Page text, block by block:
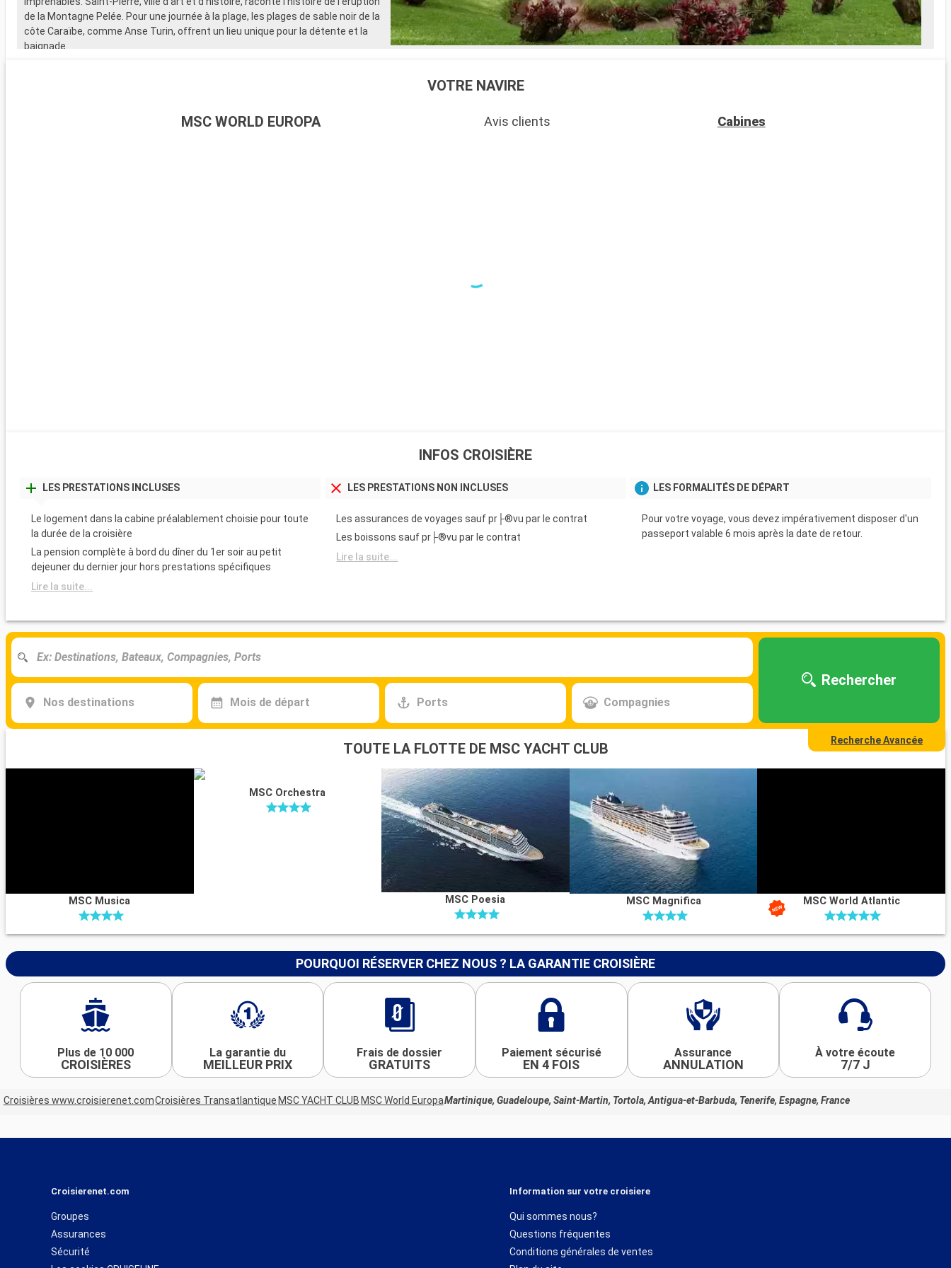
sélectionné prépayé
- 10% de réduction sur tous les soins Spa
réservés à bord
SERVICES
charge des bagages
- Points MSC Voyagers Club
de la Montagne Pelée. Pour une journée à la plage, les plages de sable noir de la
côte Caraïbe, comme Anse Turin, offrent un lieu unique pour la détente et la
baignade.
VOTRE NAVIRE
MSC WORLD EUROPA Avis clients Cabines
INFOS CROISIÈRE
LES PRESTATIONS INCLUSES
Le logement dans la cabine préalablement choisie pour toute
la durée de la croisière
La pension complète à bord du dîner du 1er soir au petit
dejeuner du dernier jour hors prestations spécifiques
Lire la suite...
LES PRESTATIONS NON INCLUSES
Les assurances de voyages sauf pr├®vu par le contrat
Les boissons sauf pr├®vu par le contrat
Lire la suite...
LES FORMALITÉS DE DÉPART
Pour votre voyage, vous devez impérativement disposer d'un
passeport valable 6 mois après la date de retour.
Nos destinations Mois de départ Ports Compagnies
Rechercher
Recherche Avancée
TOUTE LA FLOTTE DE MSC YACHT CLUB
MSC Musica
MSC Orchestra
MSC Poesia MSC Magnifica MSC World Atlantic
POURQUOI RÉSERVER CHEZ NOUS ? LA GARANTIE CROISIÈRE
Plus de 10 000
CROISIÈRES
La garantie du
MEILLEUR PRIX
Frais de dossier
GRATUITS
Paiement sécurisé
EN 4 FOIS
Assurance
ANNULATION
À votre écoute
7/7 J
Croisières www.croisierenet.comCroisières Transatlantique MSC YACHT CLUB MSC World EuropaMartinique, Guadeloupe, Saint-Martin, Tortola, Antigua-et-Barbuda, Tenerife, Espagne, France
Croisierenet.com
Groupes
Assurances
Sécurité
Information sur votre croisiere
Qui sommes nous?
Questions fréquentes
Conditions générales de ventes